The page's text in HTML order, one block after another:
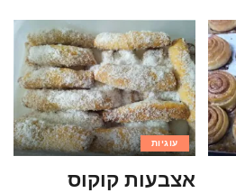
עוגיות
אצבעות קוקוס